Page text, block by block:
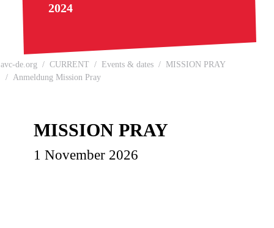
avc-de.org CURRENT Events & dates
MISSION PRAY
Anmeldung Mission Pray
2024
MISSION PRAY
1 November 2026